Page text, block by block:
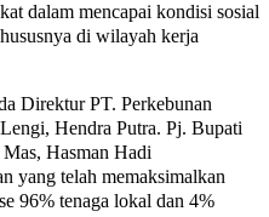
dalam mencapai kondisi sosial
di wilayah kerja
Direktur PT. Perkebunan
Hendra Putra. Pj. Bupati
Hasman Hadi
yang telah memaksimalkan
96% tenaga lokal dan 4%